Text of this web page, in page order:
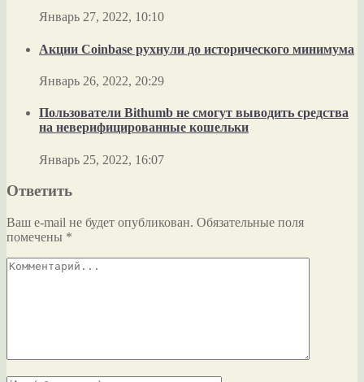
Январь 27, 2022, 10:10
Акции Coinbase рухнули до исторического минимума
Январь 26, 2022, 20:29
Пользователи Bithumb не смогут выводить средства
на неверифицированные кошельки
Январь 25, 2022, 16:07
Ответить
Ваш e-mail не будет опубликован. Обязательные поля
помечены *